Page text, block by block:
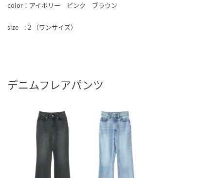
color：アイボリー ピンク ブラウン
size :２（ワンサイズ）
デニムフレアパンツ